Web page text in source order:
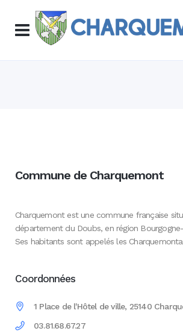
Commune de Charquemont
Charquemont est une commune française
département du Doubs, en région
Ses habitants sont appelés les
Coordonnées
1 Place de l'Hôtel de ville, 25140
03.81.68.67.27